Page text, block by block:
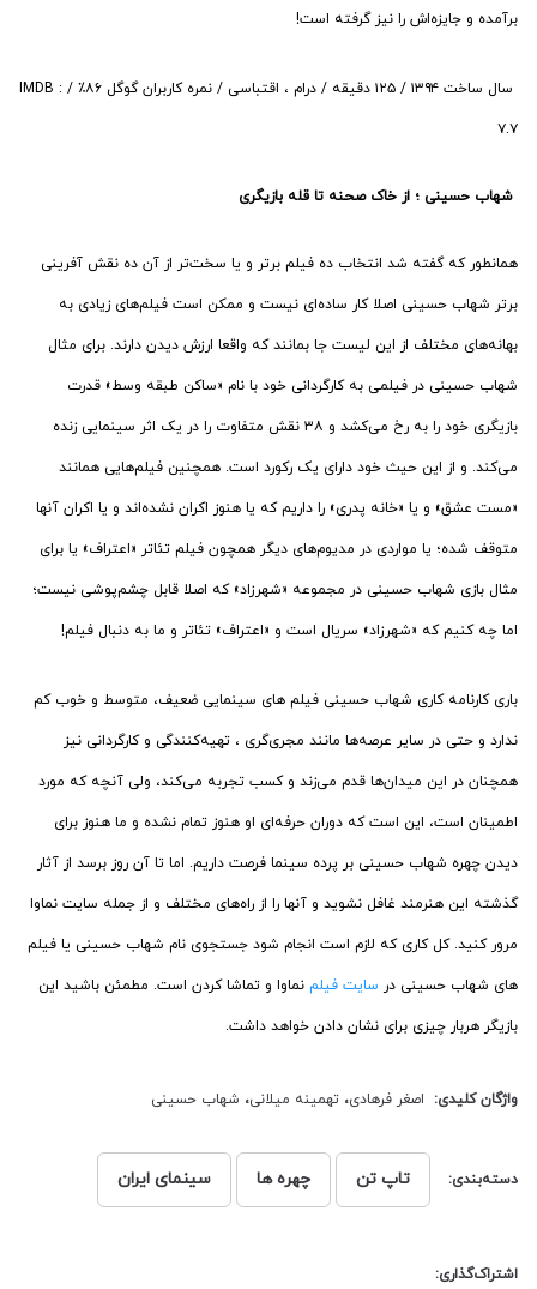
برآمده و جایزه‌اش را نیز گرفته است!
سال ساخت ۱۳۹۴ / ۱۲۵ دقیقه / درام ، اقتباسی / نمره کاربران گوگل ۸۶٪ / IMDB :
۷.۷
‏شهاب حسینی ؛ از خاک صحنه تا قله بازیگری
همانطور که گفته شد انتخاب ده فیلم برتر و یا سخت‌تر از آن ده نقش آفرینی
برتر شهاب حسینی اصلا کار ساده‌ای نیست و ممکن است فیلم‌های زیادی به
بهانه‌های مختلف از این لیست جا بمانند که واقعا ارزش دیدن دارند. برای مثال
شهاب حسینی در فیلمی به کارگردانی خود با نام «ساکن طبقه وسط» قدرت
بازیگری خود را به رخ می‌کشد و ۳۸ نقش متفاوت را در یک اثر سینمایی زنده
می‌کند. و از این حیث خود دارای یک رکورد است. همچنین فیلم‌هایی همانند
«مست عشق» و یا «خانه پدری» را داریم که یا هنوز اکران نشده‌اند و یا اکران آنها
متوقف شده؛ یا مواردی در مدیوم‌های دیگر همچون فیلم تئاتر «اعتراف» یا برای
مثال بازی شهاب حسینی در مجموعه «شهرزاد» که اصلا قابل چشم‌پوشی نیست؛
اما چه کنیم که «شهرزاد» سریال است و «اعتراف» تئاتر و ما به دنبال فیلم!
باری کارنامه کاری شهاب حسینی فیلم های سینمایی ضعیف، متوسط و خوب کم
ندارد و حتی در سایر عرصه‌ها مانند مجری‌گری ، تهیه‌کنندگی و کارگردانی نیز
همچنان در این میدان‌ها قدم می‌زند و کسب تجربه می‌کند، ولی آنچه که مورد
اطمینان است، این است که دوران حرفه‌ای او هنوز تمام نشده و ما هنوز برای
دیدن چهره شهاب حسینی بر پرده سینما فرصت داریم. اما تا آن روز برسد از آثار
گذشته این هنرمند غافل نشوید و آنها را از راه‌های مختلف و از جمله سایت نماوا
مرور کنید. کل کاری که لازم است انجام شود جستجوی نام شهاب حسینی یا فیلم
های شهاب حسینی در سایت فیلم نماوا و تماشا کردن است. مطمئن باشید این
بازیگر هربار چیزی برای نشان دادن خواهد داشت.
واژگان کلیدی: اصغر فرهادی، تهمینه میلانی، شهاب حسینی
دسته‌بندی: تاپ تن چهره ها سینمای ایران
اشتراک‌گذاری: